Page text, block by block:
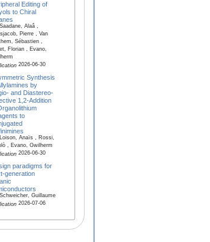
Editing of
to Chiral
Alaâ ,
Pierre , Van
Sébastien ,
Florian , Evano,
2026-06-30
Synthesis
by
and Diastereo-
1,2-Addition
to
Anaïs , Rossi,
, Evano, Gwilherm
2026-06-30
paradigms for
generation
Guillaume
2026-07-06